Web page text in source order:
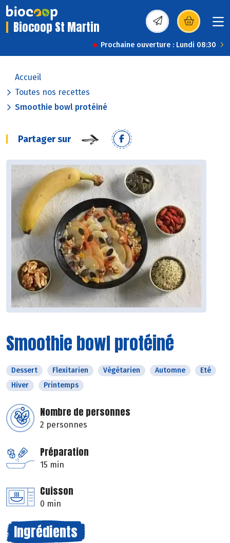
Biocoop St Martin (s’ouvre dans une
Prochaine ouverture : Lundi 08:30
Accueil
Toutes nos recettes
Smoothie bowl protéiné
Partager sur
Smoothie bowl protéiné
Dessert Flexitarien Végétarien Automne
Eté
Hiver
Printemps
Nombre de personnes
2 personnes
Préparation
15 min
Cuisson
0 min
Ingrédients